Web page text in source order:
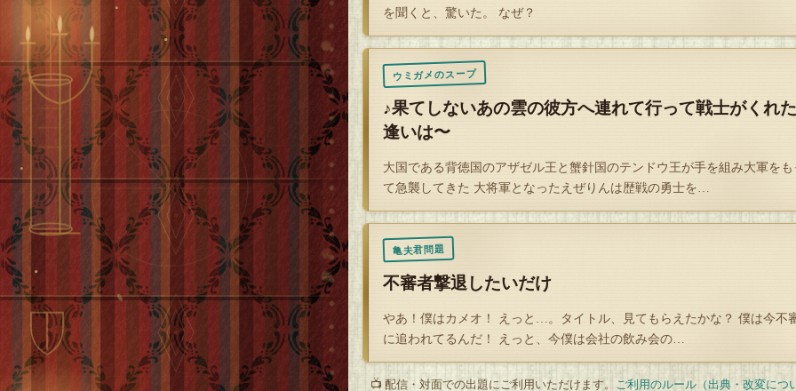
計画通り（ニヤリ）
— ツォンさんとの１on１問題です（他の方の参加は御遠慮下さい）
Q
解答を開封する
タップで封を割る
を聞くと、驚いた。 なぜ？
ウミガメのスープ
♪果てしないあの雲の彼方へ連れて行って戦士がくれ
逢いは〜
大国である背徳国のアザゼル王と蟹針国のテンドウ王が手を組み大軍をも
て急襲してきた 大将軍となったえぜりんは歴戦の勇士を…
亀夫君問題
不審者撃退したいだけ
やあ！僕はカメオ！ えっと…。タイトル、見てもらえたかな？ 僕は今不
に追われてるんだ！ えっと、今僕は会社の飲み会の…
📺 配信・対面での出題にご利用いただけます。 ご利用のルール（出典・改変につ